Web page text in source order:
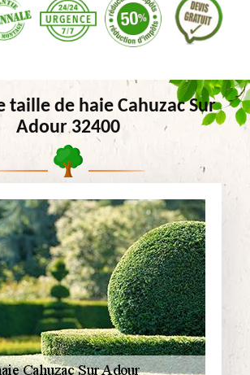
taille de haie Cahuzac Sur
Adour 32400